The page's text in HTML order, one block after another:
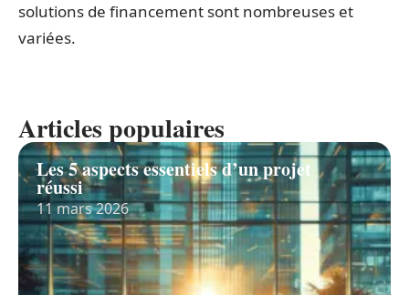
solutions de financement sont nombreuses et
variées.
Articles populaires
Les 5 aspects essentiels d’un projet
réussi
11 mars 2026